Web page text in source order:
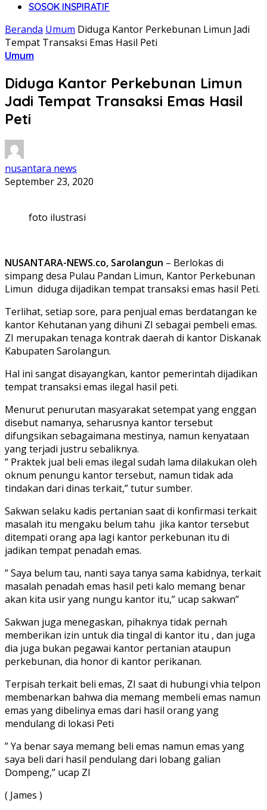
SOSOK INSPIRATIF
Beranda Umum Diduga Kantor Perkebunan Limun Jadi
Tempat Transaksi Emas Hasil Peti
Umum
Diduga Kantor Perkebunan Limun
Jadi Tempat Transaksi Emas Hasil
Peti
nusantara news
September 23, 2020
foto ilustrasi
NUSANTARA-NEWS.co, Sarolangun – Berlokas di
simpang desa Pulau Pandan Limun, Kantor Perkebunan
Limun diduga dijadikan tempat transaksi emas hasil Peti.
Terlihat, setiap sore, para penjual emas berdatangan ke
kantor Kehutanan yang dihuni ZI sebagai pembeli emas.
ZI merupakan tenaga kontrak daerah di kantor Diskanak
Kabupaten Sarolangun.
Hal ini sangat disayangkan, kantor pemerintah dijadikan
tempat transaksi emas ilegal hasil peti.
Menurut penurutan masyarakat setempat yang enggan
disebut namanya, seharusnya kantor tersebut
difungsikan sebagaimana mestinya, namun kenyataan
yang terjadi justru sebaliknya.
” Praktek jual beli emas ilegal sudah lama dilakukan oleh
oknum penungu kantor tersebut, namun tidak ada
tindakan dari dinas terkait,” tutur sumber.
Sakwan selaku kadis pertanian saat di konfirmasi terkait
masalah itu mengaku belum tahu jika kantor tersebut
ditempati orang apa lagi kantor perkebunan itu di
jadikan tempat penadah emas.
” Saya belum tau, nanti saya tanya sama kabidnya, terkait
masalah penadah emas hasil peti kalo memang benar
akan kita usir yang nungu kantor itu,” ucap sakwan”
Sakwan juga menegaskan, pihaknya tidak pernah
memberikan izin untuk dia tingal di kantor itu , dan juga
dia juga bukan pegawai kantor pertanian ataupun
perkebunan, dia honor di kantor perikanan.
Terpisah terkait beli emas, ZI saat di hubungi vhia telpon
membenarkan bahwa dia memang membeli emas namun
emas yang dibelinya emas dari hasil orang yang
mendulang di lokasi Peti
” Ya benar saya memang beli emas namun emas yang
saya beli dari hasil pendulang dari lobang galian
Dompeng,” ucap ZI
( James )